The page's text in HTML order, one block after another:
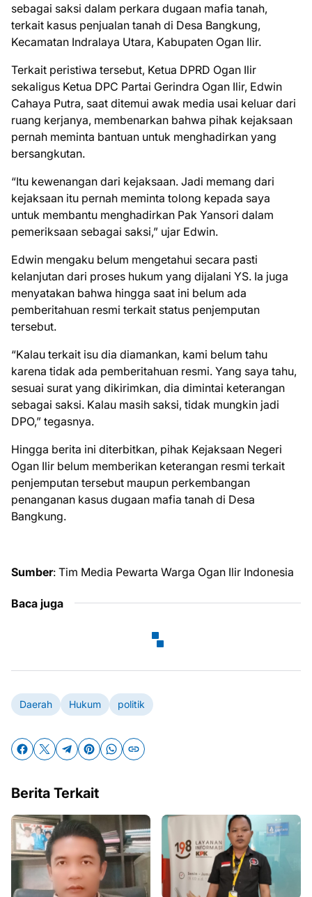
sebagai saksi dalam perkara dugaan mafia tanah,
terkait kasus penjualan tanah di Desa Bangkung,
Kecamatan Indralaya Utara, Kabupaten Ogan Ilir.
Terkait peristiwa tersebut, Ketua DPRD Ogan Ilir
sekaligus Ketua DPC Partai Gerindra Ogan Ilir, Edwin
Cahaya Putra, saat ditemui awak media usai keluar dari
ruang kerjanya, membenarkan bahwa pihak kejaksaan
pernah meminta bantuan untuk menghadirkan yang
bersangkutan.
“Itu kewenangan dari kejaksaan. Jadi memang dari
kejaksaan itu pernah meminta tolong kepada saya
untuk membantu menghadirkan Pak Yansori dalam
pemeriksaan sebagai saksi,” ujar Edwin.
Edwin mengaku belum mengetahui secara pasti
kelanjutan dari proses hukum yang dijalani YS. Ia juga
menyatakan bahwa hingga saat ini belum ada
pemberitahuan resmi terkait status penjemputan
tersebut.
“Kalau terkait isu dia diamankan, kami belum tahu
karena tidak ada pemberitahuan resmi. Yang saya tahu,
sesuai surat yang dikirimkan, dia dimintai keterangan
sebagai saksi. Kalau masih saksi, tidak mungkin jadi
DPO,” tegasnya.
Hingga berita ini diterbitkan, pihak Kejaksaan Negeri
Ogan Ilir belum memberikan keterangan resmi terkait
penjemputan tersebut maupun perkembangan
penanganan kasus dugaan mafia tanah di Desa
Bangkung.
Sumber: Tim Media Pewarta Warga Ogan Ilir Indonesia
Baca juga
Daerah Hukum politik
Berita Terkait